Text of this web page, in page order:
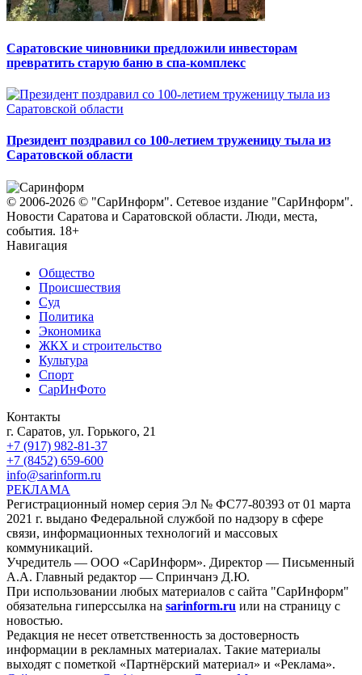
Саратовские чиновники предложили инвесторам
превратить старую баню в спа-комплекс
Президент поздравил со 100-летием труженицу тыла из
Саратовской области
© 2006-2026 © "СарИнформ". Сетевое издание "СарИнформ".
Новости Саратова и Саратовской области. Люди, места,
события. 18+
Навигация
Общество
Происшествия
Суд
Политика
Экономика
ЖКХ и строительство
Культура
Спорт
СарИнФото
Контакты
г. Саратов, ул. Горького, 21
+7 (917) 982-81-37
+7 (8452) 659-600
info@sarinform.ru
РЕКЛАМА
Регистрационный номер серия Эл № ФС77-80393 от 01 марта
2021 г. выдано Федеральной службой по надзору в сфере
связи, информационных технологий и массовых
коммуникаций.
Учредитель — ООО «СарИнформ». Директор — Письменный
А.А. Главный редактор — Спринчанэ Д.Ю.
При использовании любых материалов с сайта "СарИнформ"
обязательна гиперссылка на sarinform.ru или на страницу с
новостью.
Редакция не несет ответственность за достоверность
информации в рекламных материалах. Такие материалы
выходят с пометкой «Партнёрский материал» и «Реклама».